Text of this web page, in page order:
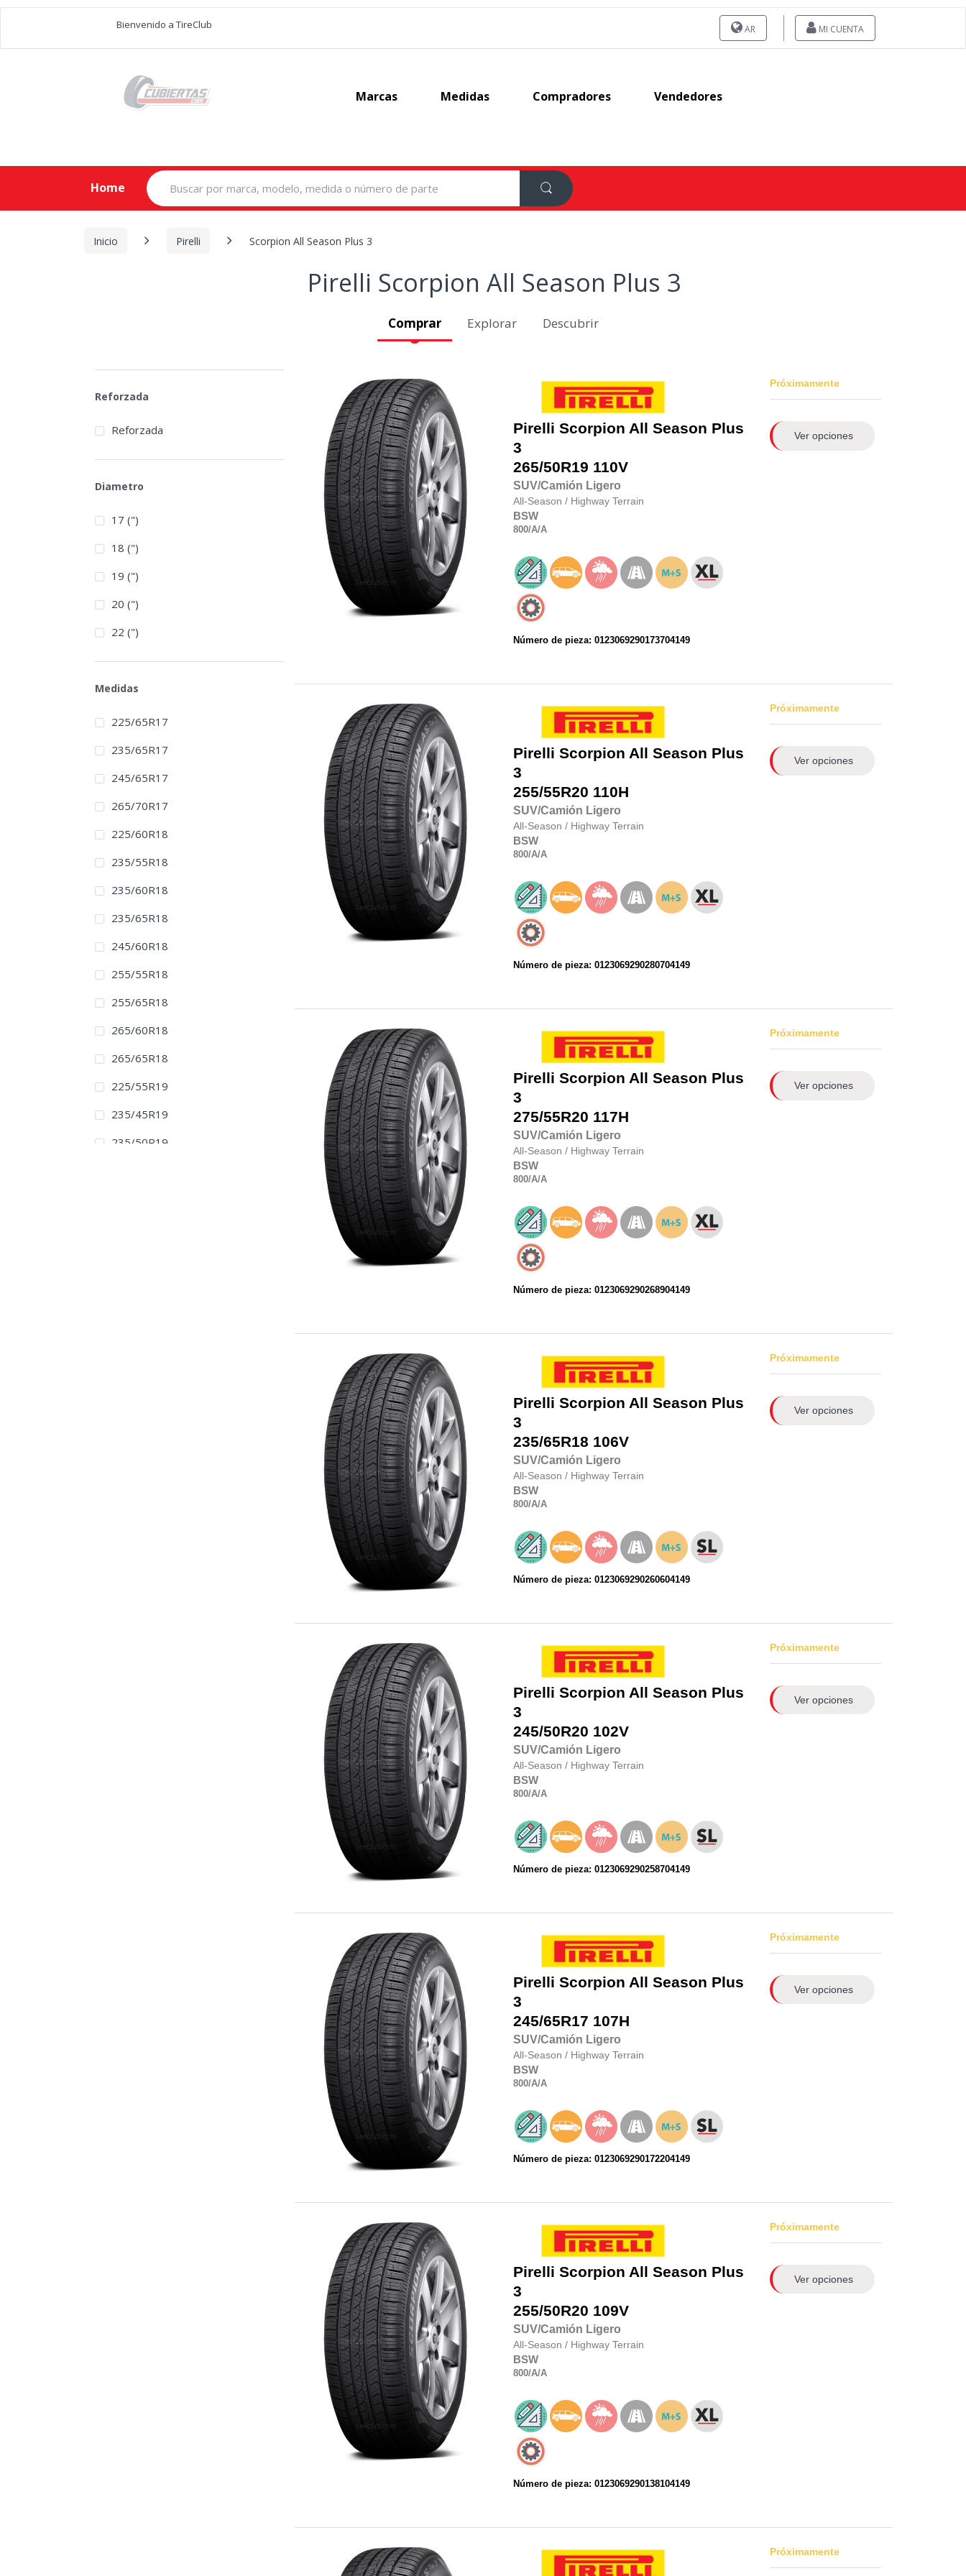
Bienvenido a TireClub AR MI CUENTA
Marcas Medidas Compradores Vendedores
Home
Search
for:
Inicio Pirelli Scorpion All Season Plus 3
Pirelli Scorpion All Season Plus 3
Comprar Explorar Descubrir
Pirelli Scorpion All Season Plus
3
265/50R19 110V
SUV/Camión Ligero
All-Season / Highway Terrain
BSW
800/A/A
Número de pieza: 0123069290173704149
Próximamente
Ver opciones
Pirelli Scorpion All Season Plus
3
255/55R20 110H
SUV/Camión Ligero
All-Season / Highway Terrain
BSW
800/A/A
Número de pieza: 0123069290280704149
Próximamente
Ver opciones
Pirelli Scorpion All Season Plus
3
275/55R20 117H
SUV/Camión Ligero
All-Season / Highway Terrain
BSW
800/A/A
Número de pieza: 0123069290268904149
Próximamente
Ver opciones
Pirelli Scorpion All Season Plus
3
235/65R18 106V
SUV/Camión Ligero
All-Season / Highway Terrain
BSW
800/A/A
Número de pieza: 0123069290260604149
Próximamente
Ver opciones
Pirelli Scorpion All Season Plus
3
245/50R20 102V
SUV/Camión Ligero
All-Season / Highway Terrain
BSW
800/A/A
Número de pieza: 0123069290258704149
Próximamente
Ver opciones
Pirelli Scorpion All Season Plus
3
245/65R17 107H
SUV/Camión Ligero
All-Season / Highway Terrain
BSW
800/A/A
Número de pieza: 0123069290172204149
Próximamente
Ver opciones
Pirelli Scorpion All Season Plus
3
255/50R20 109V
SUV/Camión Ligero
All-Season / Highway Terrain
BSW
800/A/A
Número de pieza: 0123069290138104149
Próximamente
Ver opciones
Próximamente
Reforzada
Reforzada
Diametro
17 (")
18 (")
19 (")
20 (")
22 (")
Medidas
225/65R17
235/65R17
245/65R17
265/70R17
225/60R18
235/55R18
235/60R18
235/65R18
245/60R18
255/55R18
255/65R18
265/60R18
265/65R18
225/55R19
235/45R19
235/50R19